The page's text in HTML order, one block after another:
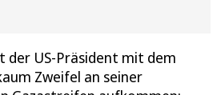
der US-Präsident mit dem
Zweifel an seiner